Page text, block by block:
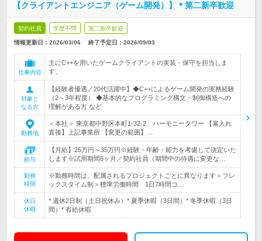
【クライアントエンジニア（ゲーム開発）】＊第二新卒歓迎
契約社員 学歴不問 第二新卒歓迎
情報更新日：2026/03/06 終了予定日： 2026/09/03
仕事内容
主にC++を用いたゲームクライアントの実装・保守を担当しま
す。
対象と
なる方
【経験者優遇／20代活躍中】◆C++によるゲーム開発の実務経験
（2～3年程度） ◆基本的なプログラミング構文・制御構造への
理解がある方 など
勤務地
＜本社＞ 東京都中野区本町1-32-2 ハーモニータワー 【雇入れ
直後】上記事業所 【変更の範囲】…
給与
【月給】25万円～35万円※経験・年齢・能力を考慮して決定いた
します※試用期間6ヶ月／契約社員（期間中の待遇に変更な…
勤務
時間
※勤務時間は、配属されるプロジェクトごとに異なります＜フレ
ックスタイム制＞標準労働時間 1日7時間コ…
休日
休暇
* 週休2日制（土日祝休み）* 夏季休暇（3日間）* 冬季休暇（3日
間）* 有給休暇